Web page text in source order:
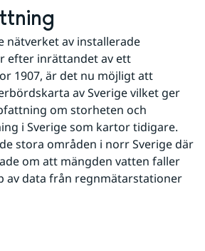
nätverket av installerade
efter inrättandet av ett
1907, är det nu möjligt att
av Sverige vilket ger
om storheten och
i Sverige som kartor tidigare.
stora områden i norr Sverige där
om att mängden vatten faller
av data från regnmätarstationer